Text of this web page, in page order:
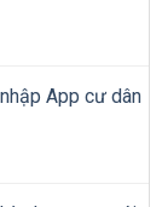
App cư dân